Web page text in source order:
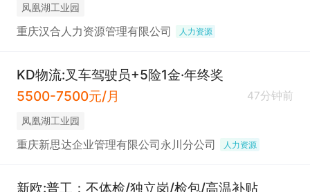
凤凰湖工业园
重庆汉合人力资源管理有限公司 人力资源
KD物流:叉车驾驶员+5险1金·年终奖
5500-7500元/月
47分钟前
凤凰湖工业园
重庆新思达企业管理有限公司永川分公司 人力资源
新欧:普工：不体检/独立岗/检包/高温补贴